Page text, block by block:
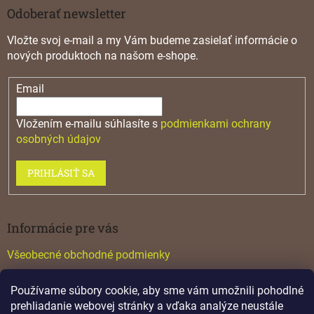
Používame súbory cookie, aby sme vám umožnili pohodlné
prehliadanie webovej stránky a vďaka analýze neustále
Odoberať newsletter
Vložte svoj e-mail a my Vám budeme zasielať informácie o
nových produktoch na našom e-shope.
Email
Vložením e-mailu súhlasíte s podmienkami ochrany
osobných údajov
PRIHLÁSIŤ SA
Informácie pre vás
Všeobecné obchodné podmienky
Katalógy